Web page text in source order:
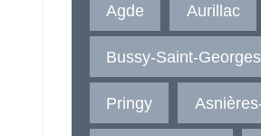
Agde Aurillac
Bussy-Saint-Georges
Pringy